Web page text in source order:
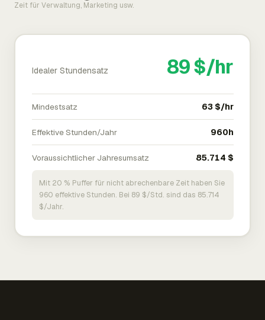
Zeit für Verwaltung, Marketing usw.
Idealer Stundensatz 89 $/hr
Mindestsatz 63 $/hr
Effektive Stunden/Jahr 960h
Voraussichtlicher Jahresumsatz 85.714 $
Mit 20 % Puffer für nicht abrechenbare Zeit haben Sie
960 effektive Stunden. Bei 89 $/Std. sind das 85.714
$/Jahr.